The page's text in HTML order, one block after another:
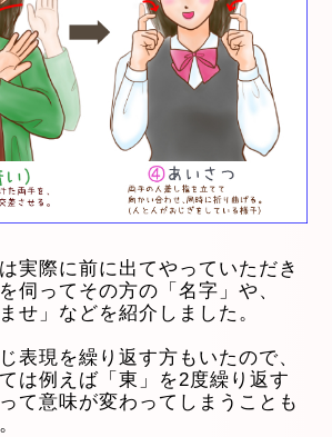
実際に前に出てやっていただき
伺ってその方の「名字」や、
せ」などを紹介しました。
表現を繰り返す方もいたので、
は例えば「東」を2度繰り返す
て意味が変わってしまうことも